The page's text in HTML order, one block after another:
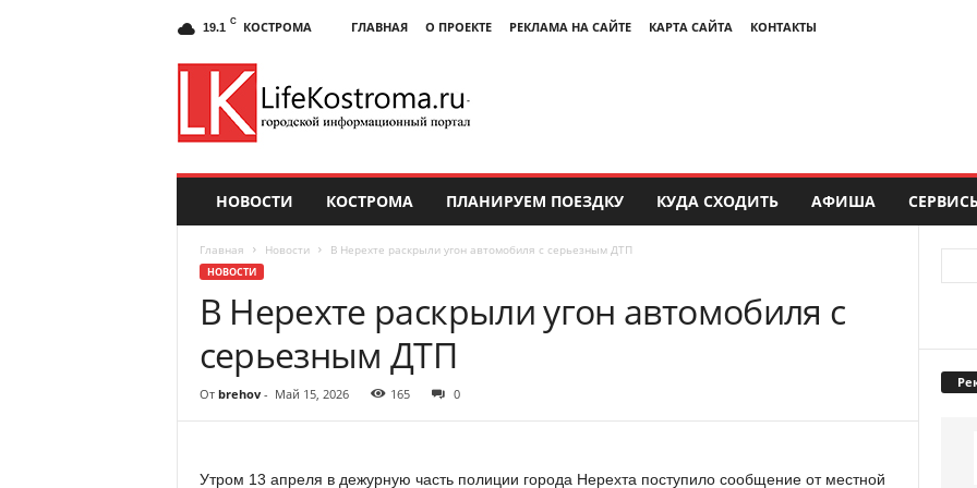
19.1 C КОСТРОМА ГЛАВНАЯ О ПРОЕКТЕ РЕКЛАМА НА САЙТЕ КАРТА САЙТА КОНТАКТЫ
НОВОСТИ КОСТРОМА ПЛАНИРУЕМ ПОЕЗДКУ КУДА СХОДИТЬ АФИША
Главная Новости В Нерехте раскрыли угон автомобиля с серьезным ДТП
НОВОСТИ
В Нерехте раскрыли угон автомобиля с
серьезным ДТП
От brehov- Май 15, 2026 165 0
Утром 13 апреля в дежурную часть полиции города Нерехта поступило сообщение от местной